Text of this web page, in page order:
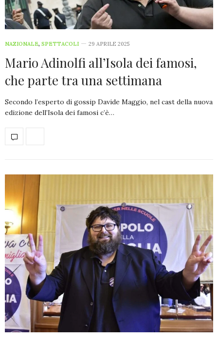
NAZIONALE, SPETTACOLI 29 APRILE 2025
Mario Adinolfi all’Isola dei famosi,
che parte tra una settimana
Secondo l’esperto di gossip Davide Maggio, nel cast della nuova
edizione dell’Isola dei famosi c’è…